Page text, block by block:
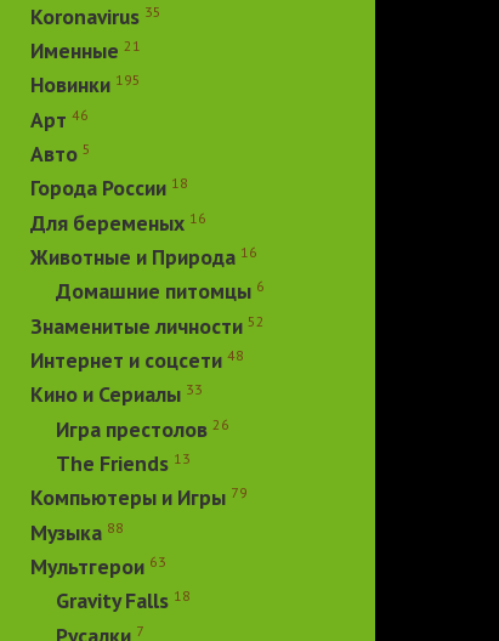
Koronavirus 35
Именные 21
Новинки 195
Арт 46
Авто 5
Города России 18
Для беременых 16
Животные и Природа 16
Домашние питомцы 6
Знаменитые личности 52
Интернет и соцсети 48
Кино и Сериалы 33
Игра престолов 26
The Friends 13
Компьютеры и Игры 79
Музыка 88
Мультгерои 63
Gravity Falls 18
Русалки 7